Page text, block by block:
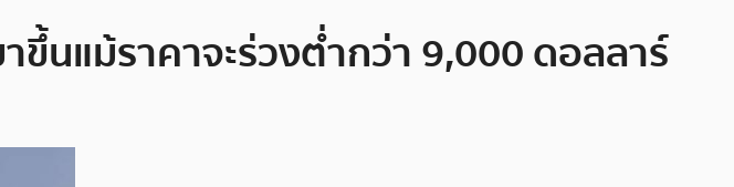
นแม้ราคาจะร่วงต่ำกว่า 9,000 ดอลลาร์